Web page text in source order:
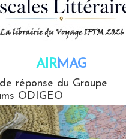
AIRMAG
réponse du Groupe
ODIGEO